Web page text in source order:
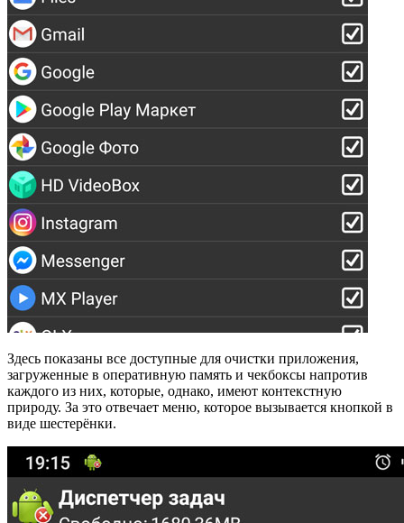
Здесь показаны все доступные для очистки приложения,
загруженные в оперативную память и чекбоксы напротив
каждого из них, которые, однако, имеют контекстную
природу. За это отвечает меню, которое вызывается кнопкой в
виде шестерёнки.